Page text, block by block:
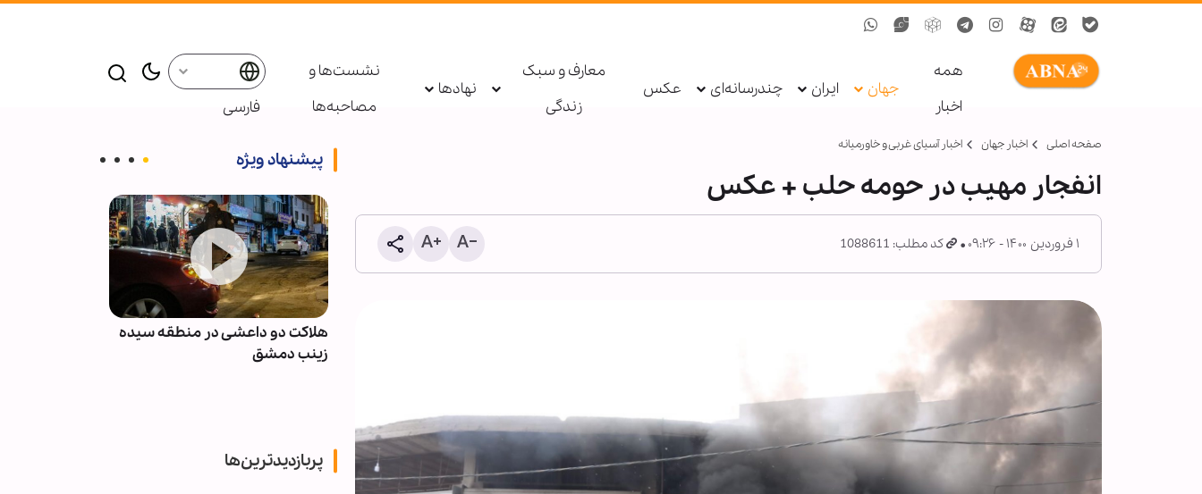
همه
اخبار
جهان ایران چندرسانه‌ای عکس
معارف و سبک
زندگی
نهادها
نشست‌ها و
مصاحبه‌ها
فارسی
صفحه اصلی اخبار جهان اخبار آسیای غربی و خاورمیانه
انفجار مهیب در حومه حلب + عکس
۱ فروردین ۱۴۰۰ - ۰۹:۲۶ کد مطلب: 1088611
پیشنهاد ویژه
هلاکت دو داعشی در منطقه سیده
زینب دمشق
پربازدیدترین‌ها